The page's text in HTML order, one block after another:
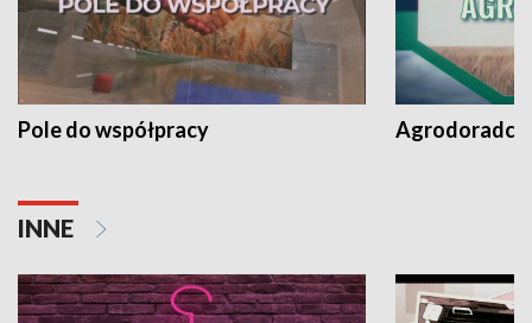
Pole do współpracy Agrodoradcy
INNE